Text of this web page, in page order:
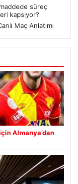
süreç
kapsıyor?
Maç Anlatımı
Almanya’dan